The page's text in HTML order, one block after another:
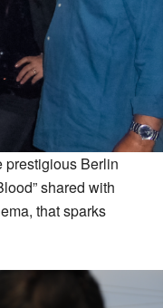
prestigious Berlin
shared with
that sparks